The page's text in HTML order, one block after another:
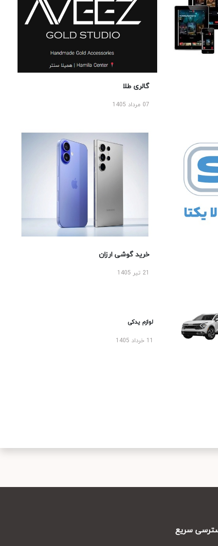
گالری طلا
07 مرداد 1405
خرید گوشی ارزان
لوازم یدکی
سریع